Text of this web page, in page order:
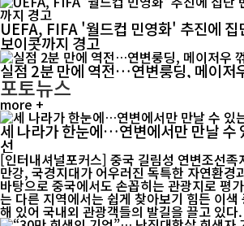
UEFA, FIFA '월드컵 민영화' 추진에
보이콧까지 경고
실점 2분 만에 역전…연변룽딩, 메이저
포토뉴스
more +
세 나라가 한눈에…연변에서만 만날 수
선
[인터내셔널포커스] 중국 길림성 연변조선족
만강, 국경지대가 어우러진 독특한 자연환경
바탕으로 중국에서도 손꼽히는 관광지로 평
는 다른 지역에서는 쉽게 찾아보기 힘든 이색